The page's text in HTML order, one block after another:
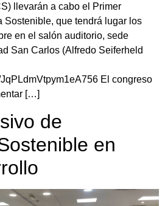
llevarán a cabo el Primer
Sostenible, que tendrá lugar los
en el salón auditorio, sede
San Carlos (Alfredo Seiferheld
El congreso
[…]
de
en